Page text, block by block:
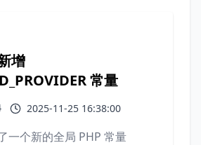
增
常量
2025-11-25 16:38:00
一个新的全局 PHP 常量